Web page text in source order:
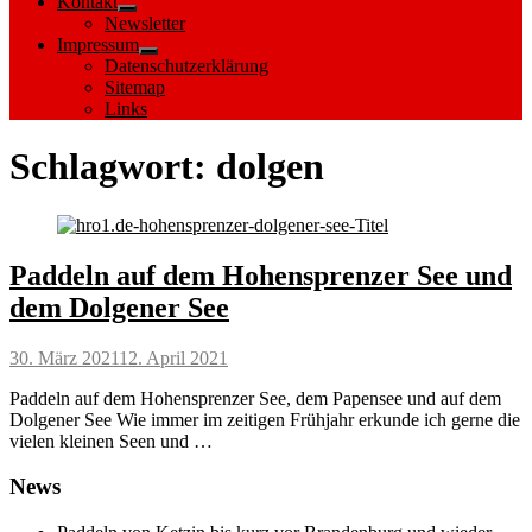
Show
sub
menu
Newsletter
Impressum
Show
sub
menu
Datenschutzerklärung
Sitemap
Links
Schlagwort: dolgen
Paddeln auf dem Hohensprenzer See und
dem Dolgener See
Posted
30. März 202112. April 2021
Paddeln auf dem Hohensprenzer See, dem Papensee und auf dem
Dolgener See Wie immer im zeitigen Frühjahr erkunde ich gerne die
vielen kleinen Seen und …
News